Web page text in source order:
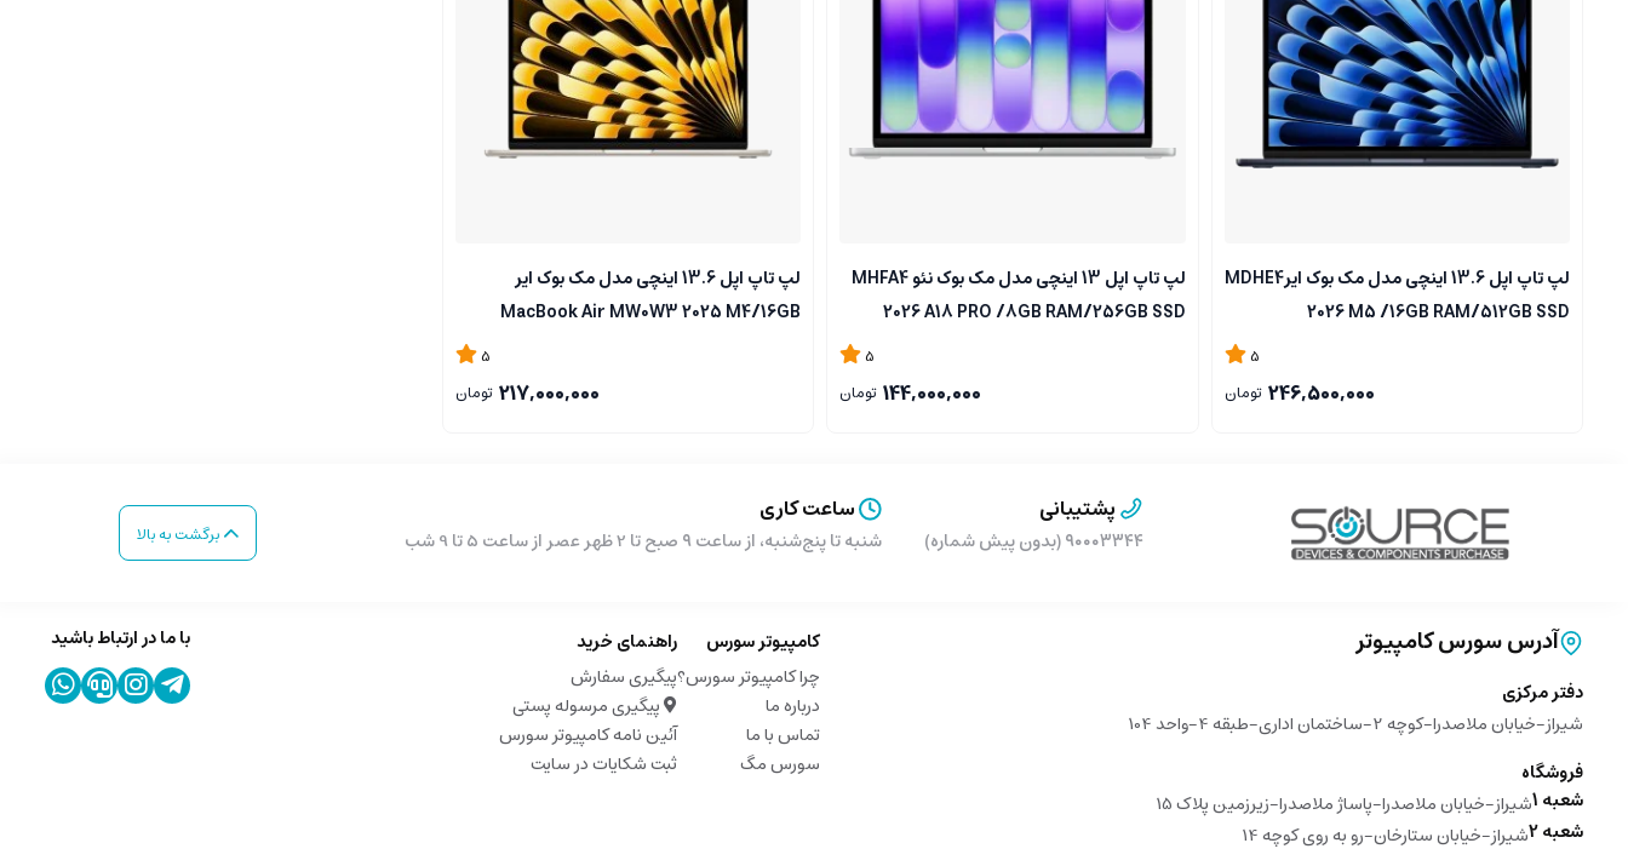
لپ تاپ اپل 13.6 اینچی مدل مک بوک ایرMDHE4
2026 M5 /16GB RAM/512GB SSD
5
246,500,000 تومان
لپ تاپ اپل 13 اینچی مدل مک بوک نئو MHFA4
2026 A18 PRO /8GB RAM/256GB SSD
5
144,000,000 تومان
لپ تاپ اپل 13.6 اینچی مدل مک بوک ایر
MacBook Air MW0W3 2025 M4/16GB
5
217,000,000 تومان
پشتیبانی
۹۰۰۰۳۳۴۴ (بدون پیش شماره)
ساعت کاری
شنبه تا پنج‌شنبه، از ساعت ۹ صبح تا 2 ظهر عصر از ساعت 5 تا 9 شب برگشت به بالا
آدرس سورس کامپیوتر
دفتر مرکزی
شیراز-خیابان ملاصدرا-کوچه 2-ساختمان اداری-طبقه 4-واحد 104
فروشگاه
شعبه 1 شیراز-خیابان ملاصدرا-پاساژ ملاصدرا-زیرزمین پلاک 15
شعبه 2 شیراز-خیابان ستارخان-رو به روی کوچه 14
کامپیوتر سورس
چرا کامپیوتر سورس؟
درباره ما
تماس با ما
سورس مگ
راهنمای خرید
پیگیری سفارش
پیگیری مرسوله پستی
آئین نامه کامپیوتر سورس
ثبت شکایات در سایت
با ما در ارتباط باشید